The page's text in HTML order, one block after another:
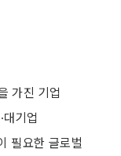
가진 기업
기업
필요한 글로벌